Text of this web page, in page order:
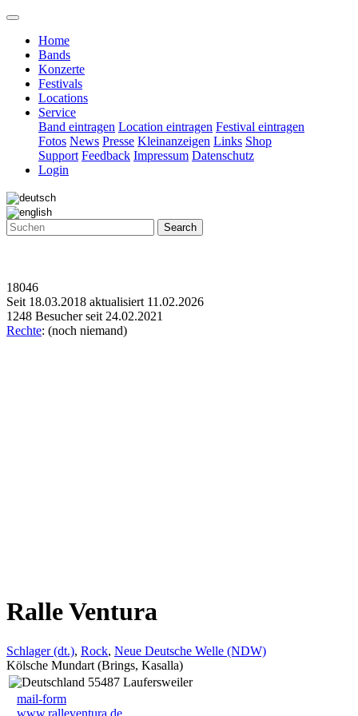
Home
Bands
Konzerte
Festivals
Locations
Service
Band eintragen Location eintragen Festival eintragen
Fotos News Presse Kleinanzeigen Links Shop
Support Feedback Impressum Datenschutz
Login
Search
18046
Seit 18.03.2018 aktualisiert 11.02.2026
1248 Besucher seit 24.02.2021
Rechte: (noch niemand)
Ralle Ventura
Schlager (dt.), Rock, Neue Deutsche Welle (NDW)
Kölsche Mundart (Brings, Kasalla)
55487 Laufersweiler
mail-form
www.ralleventura.de